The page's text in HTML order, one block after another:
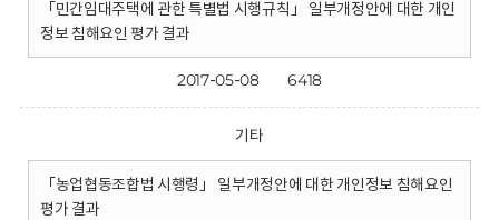
「민간임대주택에 관한 특별법 시행규칙」 일부개정안에 대한 개인
정보 침해요인 평가 결과
2017-05-08 6418
기타
「농업협동조합법 시행령」 일부개정안에 대한 개인정보 침해요인
평가 결과